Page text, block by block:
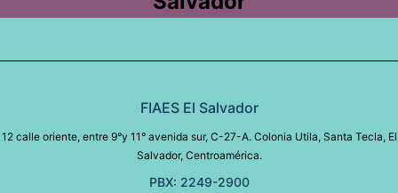
FIAES El Salvador
12 calle oriente, entre 9°y 11° avenida sur, C-27-A. Colonia Utila, Santa Tecla, El
Salvador, Centroamérica.
PBX: 2249-2900